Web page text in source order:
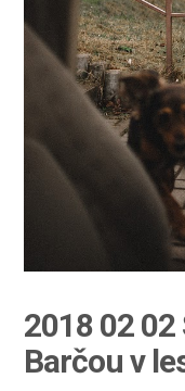
2018 02 02
Barčou v